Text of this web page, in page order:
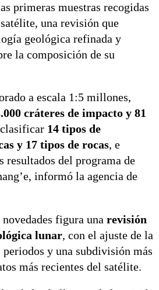
primeras muestras recogidas
una revisión que
geológica refinada y
la composición de su
a escala 1:5 millones,
cráteres de impacto y 81
clasificar 14 tipos de
y 17 tipos de rocas, e
del programa de
informó la agencia de
figura una revisión
lunar, con el ajuste de la
y una subdivisión más
más recientes del satélite.